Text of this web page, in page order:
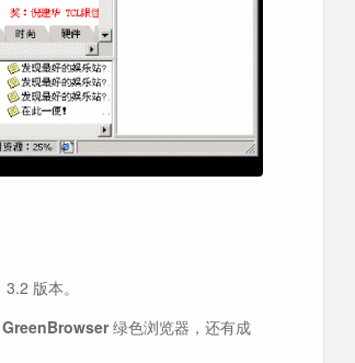
版本。
GreenBrowser绿色浏览器，还有成